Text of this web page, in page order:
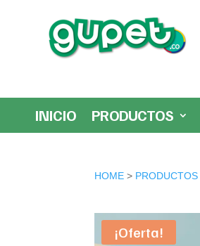
INICIO PRODUCTOS
HOME > PRODUCTOS
¡Oferta!